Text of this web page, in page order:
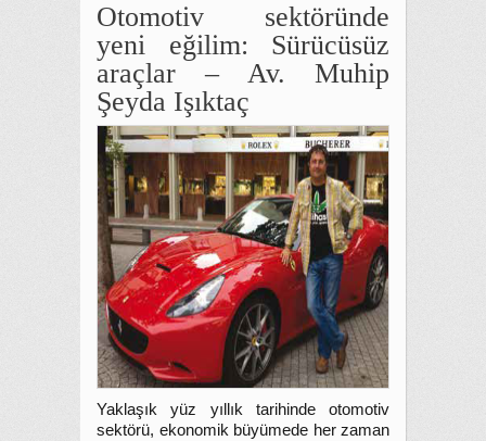
Otomotiv sektöründe
yeni eğilim: Sürücüsüz
araçlar – Av. Muhip
Şeyda Işıktaç
Yaklaşık yüz yıllık tarihinde otomotiv
sektörü, ekonomik büyümede her zaman